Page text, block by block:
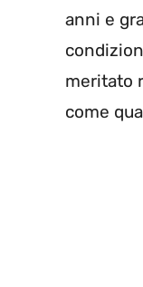
anni e
meritato
come